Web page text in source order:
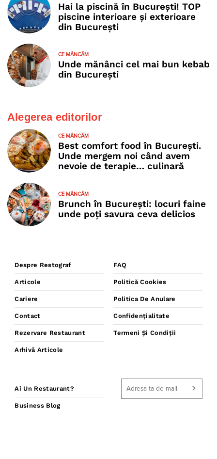
Hai la piscină în București! TOP
piscine interioare și exterioare
din București
CE MÂNCĂM
Unde mănânci cel mai bun kebab
din București
Alegerea editorilor
CE MÂNCĂM
Best comfort food în București.
Unde mergem noi când avem
nevoie de terapie… culinară
CE MÂNCĂM
Brunch în București: locuri faine
unde poţi savura ceva delicios
Despre Restograf
Articole
Cariere
Contact
Rezervare Restaurant
Arhivă Articole
FAQ
Politică Cookies
Politica De Anulare
Confidențialitate
Termeni Și Condiții
Ai Un Restaurant?
Business Blog